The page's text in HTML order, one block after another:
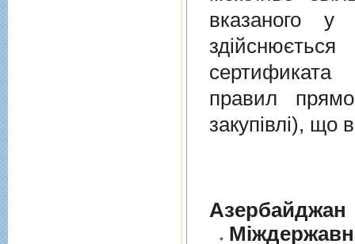
вказаного у
правил
закупівлі), що
Азербайджан